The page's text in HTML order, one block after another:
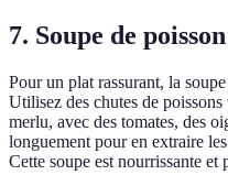
7. Soupe de
Pour un plat rassurant, la
Utilisez des chutes de
merlu, avec des tomates, des
longuement pour en extraire
Cette soupe est nourrissante et